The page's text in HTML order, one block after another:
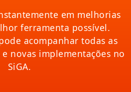
em melhorias
ferramenta possível.
acompanhar todas as
novas implementações no
SiGA.